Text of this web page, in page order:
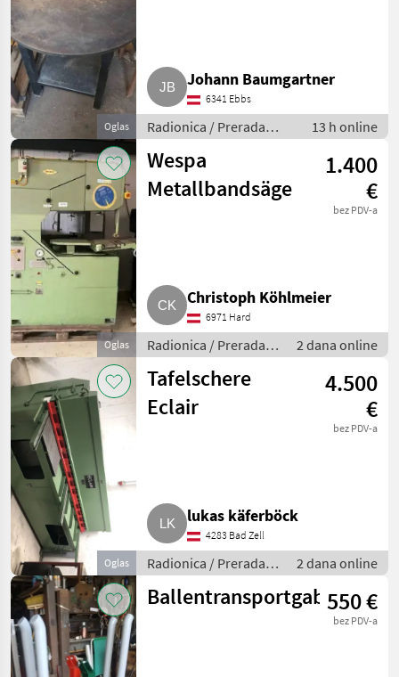
Oglas
Johann Baumgartner
6341 Ebbs
Radionica / Prerada
metala
13 h online
Oglas
Wespa
Metallbandsäge
1.400
€
bez PDV-a
Christoph Köhlmeier
6971 Hard
Radionica / Prerada
metala
2 dana online
Oglas
Tafelschere
Eclair
4.500
€
bez PDV-a
lukas käferböck
4283 Bad Zell
Radionica / Prerada
metala
2 dana online
Ballentransportgabel550 €
bez PDV-a